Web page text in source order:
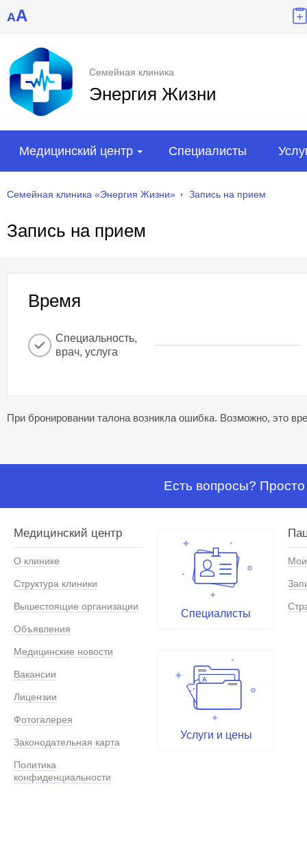
AA
Семейная клиника
Энергия Жизни
Медицинский центр Специалисты
Семейная клиника «Энергия Жизни» Запись на прием
Запись на прием
Время
Специальность,
врач, услуга
При бронировании талона возникла ошибка. Возможно, это
Есть вопросы?
Медицинский центр
О клинике
Структура клиники
Вышестоящие организации
Объявления
Медицинские новости
Вакансии
Лицензии
Фотогалерея
Законодательная карта
Политика
конфиденциальности
Специалисты
Услуги и цены